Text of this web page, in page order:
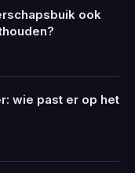
ook
wie past er op het